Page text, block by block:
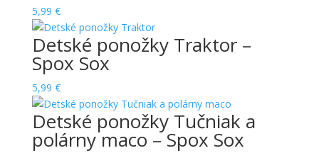
5,99 €
Detské ponožky Traktor –
Spox Sox
5,99 €
Detské ponožky Tučniak a
polárny maco – Spox Sox